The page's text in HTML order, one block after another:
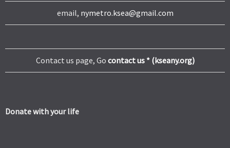
email, nymetro.ksea@gmail.com
Contact us page, Go contact us * (kseany.org)
Donate with your life